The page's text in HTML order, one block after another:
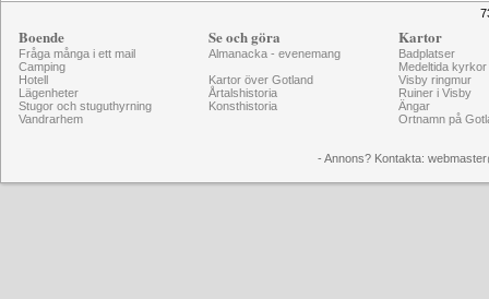
Boende
Fråga många i ett mail
Camping
Hotell
Lägenheter
Stugor och stuguthyrning
Vandrarhem
Se och göra
Almanacka - evenemang
Kartor över Gotland
Årtalshistoria
Konsthistoria
Kartor
Badplatser
Medeltida kyrkor
Visby ringmur
Ruiner i Visby
Ängar
Ortnamn på
- Annons? Kontakta: